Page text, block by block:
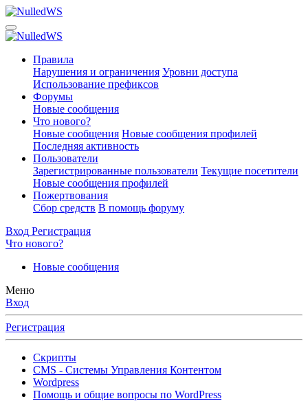
Правила
Нарушения и ограничения Уровни доступа
Использование префиксов
Форумы
Новые сообщения
Что нового?
Новые сообщения Новые сообщения профилей
Последняя активность
Пользователи
Зарегистрированные пользователи Текущие посетители
Новые сообщения профилей
Пожертвования
Сбор средств В помощь форуму
Вход Регистрация
Что нового?
Новые сообщения
Меню
Вход
Регистрация
Скрипты
CMS - Системы Управления Контентом
Wordpress
Помощь и общие вопросы по WordPress